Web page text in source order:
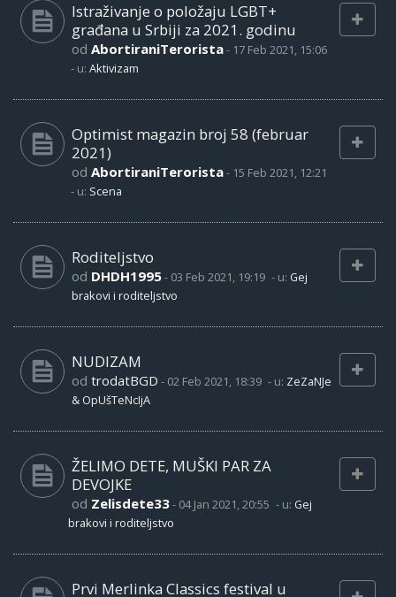
Istraživanje o položaju LGBT+
građana u Srbiji za 2021. godinu
od AbortiraniTerorista- 17 Feb 2021, 15:06
- u: Aktivizam
Optimist magazin broj 58 (februar
2021)
od AbortiraniTerorista- 15 Feb 2021, 12:21
- u: Scena
Roditeljstvo
od DHDH1995- 03 Feb 2021, 19:19 - u: Gej
brakovi i roditeljstvo
NUDIZAM
od trodatBGD - 02 Feb 2021, 18:39 - u: ZeZaNJe
& OpUšTeNcIjA
ŽELIMO DETE, MUŠKI PAR ZA
DEVOJKE
od Zelisdete33- 04 Jan 2021, 20:55 - u: Gej
brakovi i roditeljstvo
Prvi Merlinka Classics festival u